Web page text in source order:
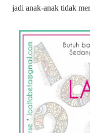
jadi anak-anak tidak